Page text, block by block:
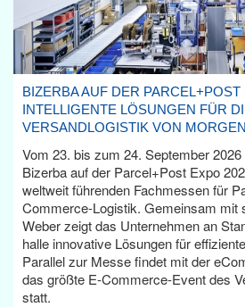
BIZERBA AUF DER PARCEL+POST
INTELLIGENTE LÖSUNGEN FÜR
VERSANDLOGISTIK VON MORGEN
Vom 23. bis zum 24. September
Bizerba auf der Parcel+Post Expo
weltweit führenden Fachmessen für
Commerce-Logistik. Gemeinsam mit
Weber zeigt das Unternehmen an
halle innovative Lösungen für
Parallel zur Messe findet mit der
das größte E-Commerce-Event des
statt.